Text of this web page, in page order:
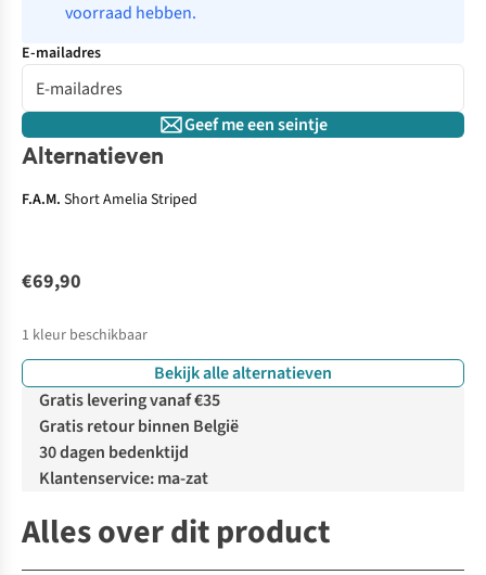
voorraad hebben.
E-mailadres
Geef me een seintje
Alternatieven
F.A.M. Short Amelia Striped
€69,90
1 kleur beschikbaar
Bekijk alle alternatieven
Gratis levering vanaf €35
Gratis retour binnen België
30 dagen bedenktijd
Klantenservice: ma-zat
Alles over dit product